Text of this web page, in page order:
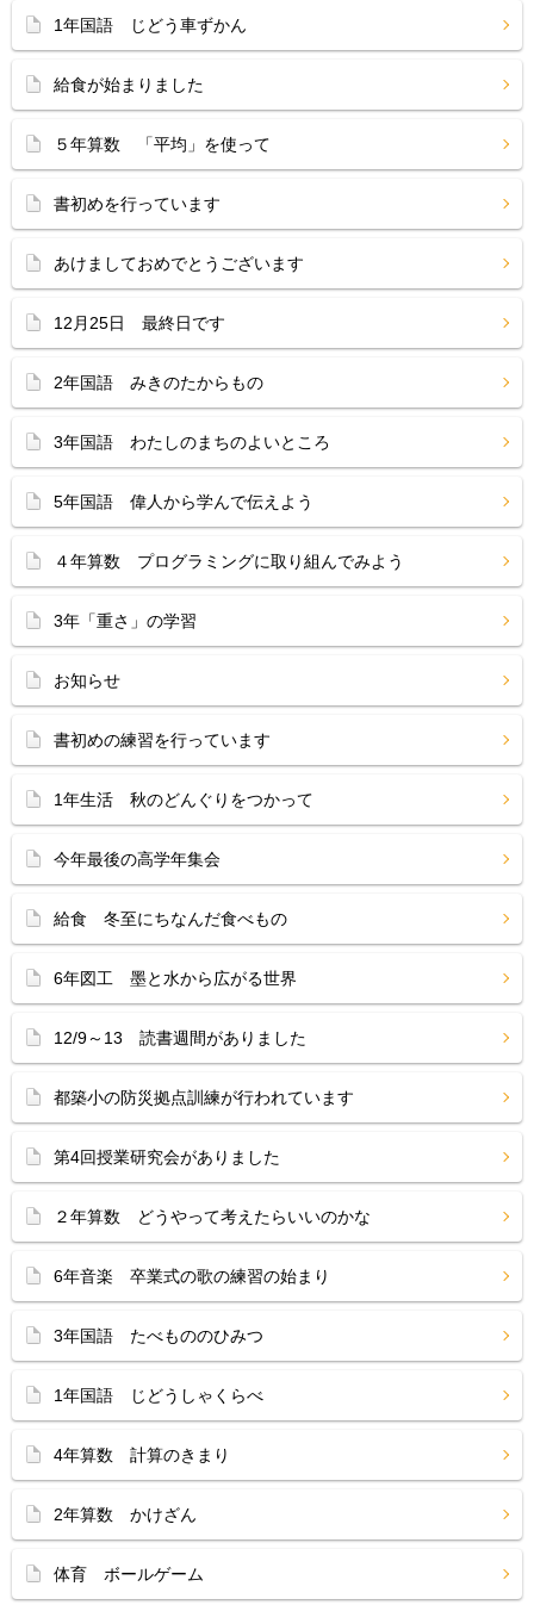
1年国語 じどう車ずかん
給食が始まりました
５年算数 「平均」を使って
書初めを行っています
あけましておめでとうございます
12月25日 最終日です
2年国語 みきのたからもの
3年国語 わたしのまちのよいところ
5年国語 偉人から学んで伝えよう
４年算数 プログラミングに取り組んでみよう
3年「重さ」の学習
お知らせ
書初めの練習を行っています
1年生活 秋のどんぐりをつかって
今年最後の高学年集会
給食 冬至にちなんだ食べもの
6年図工 墨と水から広がる世界
12/9～13 読書週間がありました
都築小の防災拠点訓練が行われています
第4回授業研究会がありました
２年算数 どうやって考えたらいいのかな
6年音楽 卒業式の歌の練習の始まり
3年国語 たべもののひみつ
1年国語 じどうしゃくらべ
4年算数 計算のきまり
2年算数 かけざん
体育 ボールゲーム